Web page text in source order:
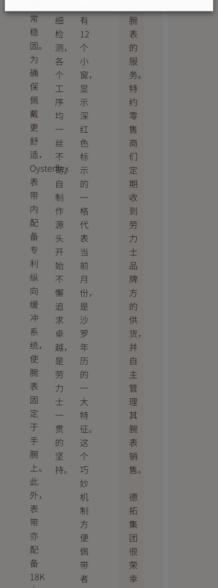
常
稳
固。
为
确
保
佩
戴
更
舒
适，
Oysterflex
表
带
内
配
备
专
利
纵
向
缓
冲
系
统，
使
腕
表
固
定
于
手
腕
上。
此
外，
表
带
亦
配
备
18K
细
检
测，
各
个
工
序
均
一
丝
不
苟。
自
制
作
源
头
开
始
不
懈
追
求
卓
越，
是
劳
力
士
一
贯
的
坚
持。
有
12
个
小
窗，
显
示
深
红
色
标
示
的
一
格
代
表
当
前
月
份，
是
沙
罗
年
历
的
一
大
特
征。
这
个
巧
妙
机
制
方
便
佩
带
者
腕
表
的
服
务。
特
约
零
售
商
们
定
期
收
到
劳
力
士
品
牌
方
的
供
货，
并
自
主
管
理
其
腕
表
销
售。
德
拓
集
团
很
荣
幸